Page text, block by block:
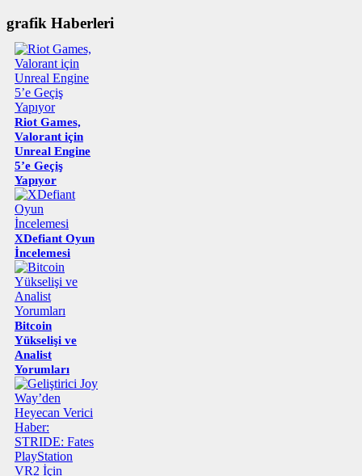
grafik Haberleri
Riot Games,
Valorant için
Unreal Engine
5’e Geçiş
Yapıyor
XDefiant Oyun
İncelemesi
Bitcoin
Yükselişi ve
Analist
Yorumları